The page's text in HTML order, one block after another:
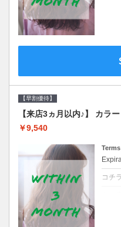
【早割優待】
【来店3ヵ月以内♪】 カラ
￥9,540
コチ